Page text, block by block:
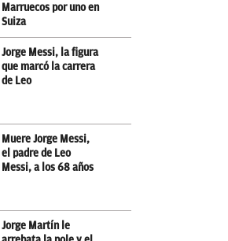
Marruecos por uno en
Suiza
Jorge Messi, la figura
que marcó la carrera
de Leo
Muere Jorge Messi,
el padre de Leo
Messi, a los 68 años
Jorge Martín le